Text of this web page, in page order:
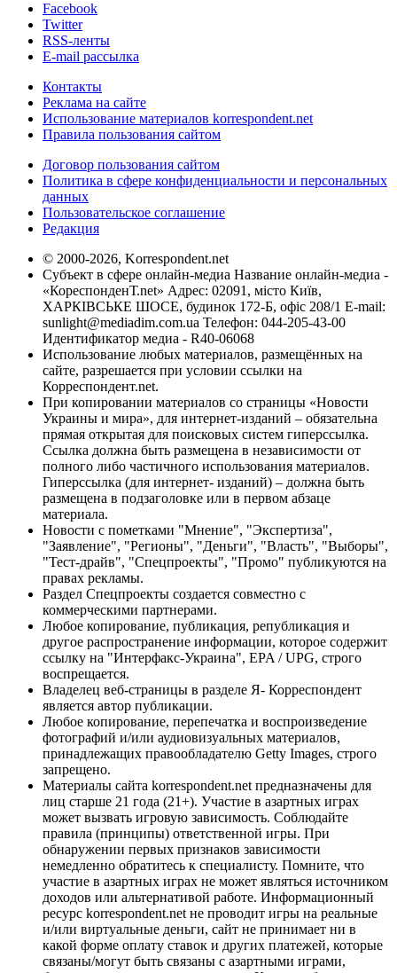
Facebook
Twitter
RSS-ленты
E-mail рассылка
Контакты
Реклама на сайте
Использование материалов korrespondent.net
Правила пользования сайтом
Договор пользования сайтом
Политика в сфере конфиденциальности и персональных
данных
Пользовательское соглашение
Редакция
© 2000-2026, Korrespondent.net
Субъект в сфере онлайн-медиа Название онлайн-медиа -
«КореспонденТ.net» Адрес: 02091, місто Київ,
ХАРКІВСЬКЕ ШОСЕ, будинок 172-Б, офіс 208/1 E-mail:
sunlight@mediadim.com.ua Телефон: 044-205-43-00
Идентификатор медиа - R40-06068
Использование любых материалов, размещённых на
сайте, разрешается при условии ссылки на
Корреспондент.net.
При копировании материалов со страницы «Новости
Украины и мира», для интернет-изданий – обязательна
прямая открытая для поисковых систем гиперссылка.
Ссылка должна быть размещена в независимости от
полного либо частичного использования материалов.
Гиперссылка (для интернет- изданий) – должна быть
размещена в подзаголовке или в первом абзаце
материала.
Новости с пометками "Мнение", "Экспертиза",
"Заявление", "Регионы", "Деньги", "Власть", "Выборы",
"Тест-драйв", "Спецпроекты", "Промо" публикуются на
правах рекламы.
Раздел Спецпроекты создается совместно с
коммерческими партнерами.
Любое копирование, публикация, републикация и
другое распространение информации, которое содержит
ссылку на "Интерфакс-Украина", EPA / UPG, строго
воспрещается.
Владелец веб-страницы в разделе Я- Корреспондент
является автор публикации.
Любое копирование, перепечатка и воспроизведение
фотографий и/или аудиовизуальных материалов,
принадлежащих правообладателю Getty Images, строго
запрещено.
Материалы сайта korrespondent.net предназначены для
лиц старше 21 года (21+). Участие в азартных играх
может вызвать игровую зависимость. Соблюдайте
правила (принципы) ответственной игры. При
обнаружении первых признаков зависимости
немедленно обратитесь к специалисту. Помните, что
участие в азартных играх не может являться источником
доходов или альтернативой работе. Информационный
ресурс korrespondent.net не проводит игры на реальные
и/или виртуальные деньги, сайт не принимает ни в
какой форме оплату ставок и других платежей, которые
связаны/могут быть связаны с азартными играми,